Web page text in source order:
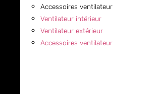
Accessoires ventilateur
Ventilateur intérieur
Ventilateur extérieur
Accessoires ventilateur